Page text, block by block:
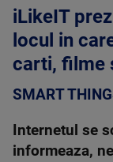
iLikeIT
locul in
carti, filme
SMART
Internetul se
informeaza,